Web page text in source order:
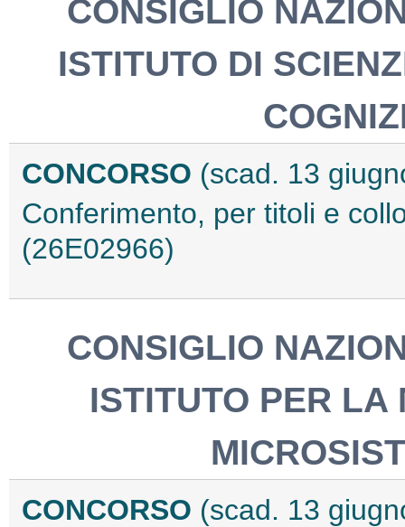
CONSIGLIO
ISTITUTO DI
CONCORSO (scad. 13
Conferimento, per titoli e
(26E02966)
CONSIGLIO
ISTITUTO PER LA
CONCORSO (scad. 13